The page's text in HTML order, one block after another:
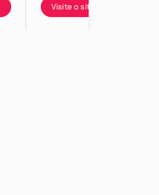
Visite o site